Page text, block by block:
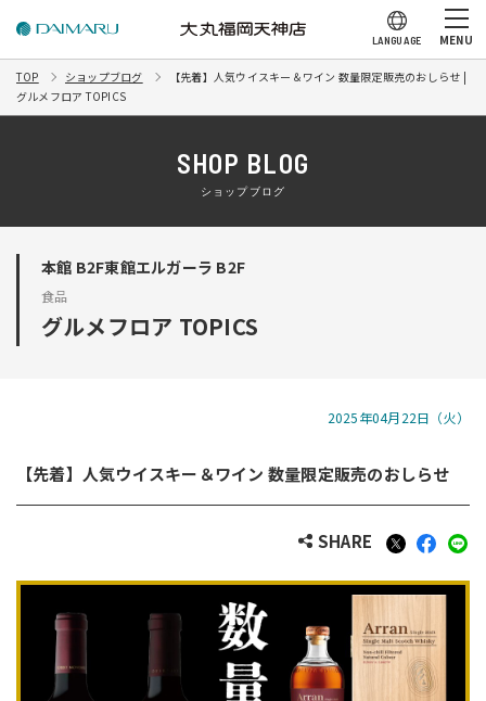
LANGUAGE MENU
TOP ショップブログ
【先着】人気ウイスキー＆ワイン 数量限定販売のおしらせ |
グルメフロア TOPICS
SHOP BLOG
ショップブログ
本館 B2F東館エルガーラ B2F
食品
グルメフロア TOPICS
2025年04月22日（火）
【先着】人気ウイスキー＆ワイン 数量限定販売のおしらせ
SHARE